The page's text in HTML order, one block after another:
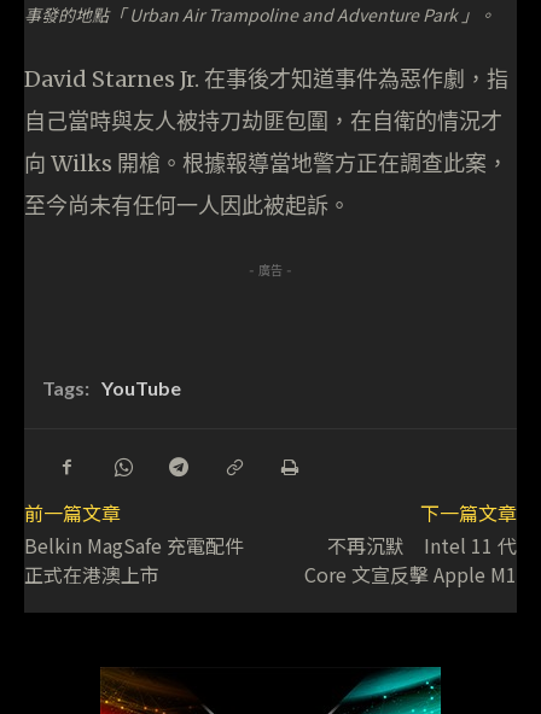
事發的地點「 Urban Air Trampoline and Adventure Park 」。
David Starnes Jr. 在事後才知道事件為惡作劇，指
自己當時與友人被持刀劫匪包圍，在自衛的情況才
向 Wilks 開槍。根據報導當地警方正在調查此案，
至今尚未有任何一人因此被起訴。
- 廣告 -
Tags: YouTube
前一篇文章
Belkin MagSafe 充電配件
正式在港澳上市
下一篇文章
不再沉默 Intel 11 代
Core 文宣反擊 Apple M1